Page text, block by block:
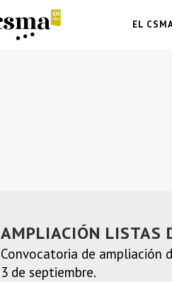
EL
AMPLIACIÓN LISTAS
Convocatoria de ampliación
3 de septiembre.